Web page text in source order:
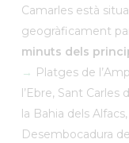
Camarles està
geogràficament
minuts dels
→ Platges de
l’Ebre, Sant Carles
la Bahia dels
Desembocadura